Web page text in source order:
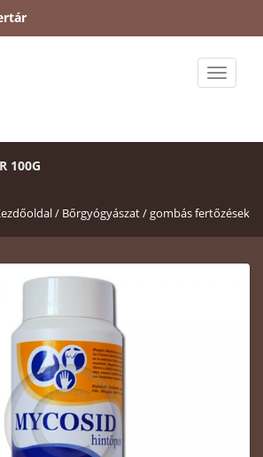
Toggle
100G
/ Bőrgyógyászat /gombás fertőzések